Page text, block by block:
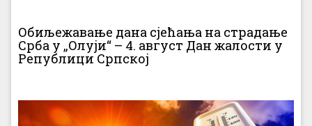
Обиљежавање дана сјећања на страдање
Срба у „Олуји“ – 4. август Дан жалости у
Републици Српској